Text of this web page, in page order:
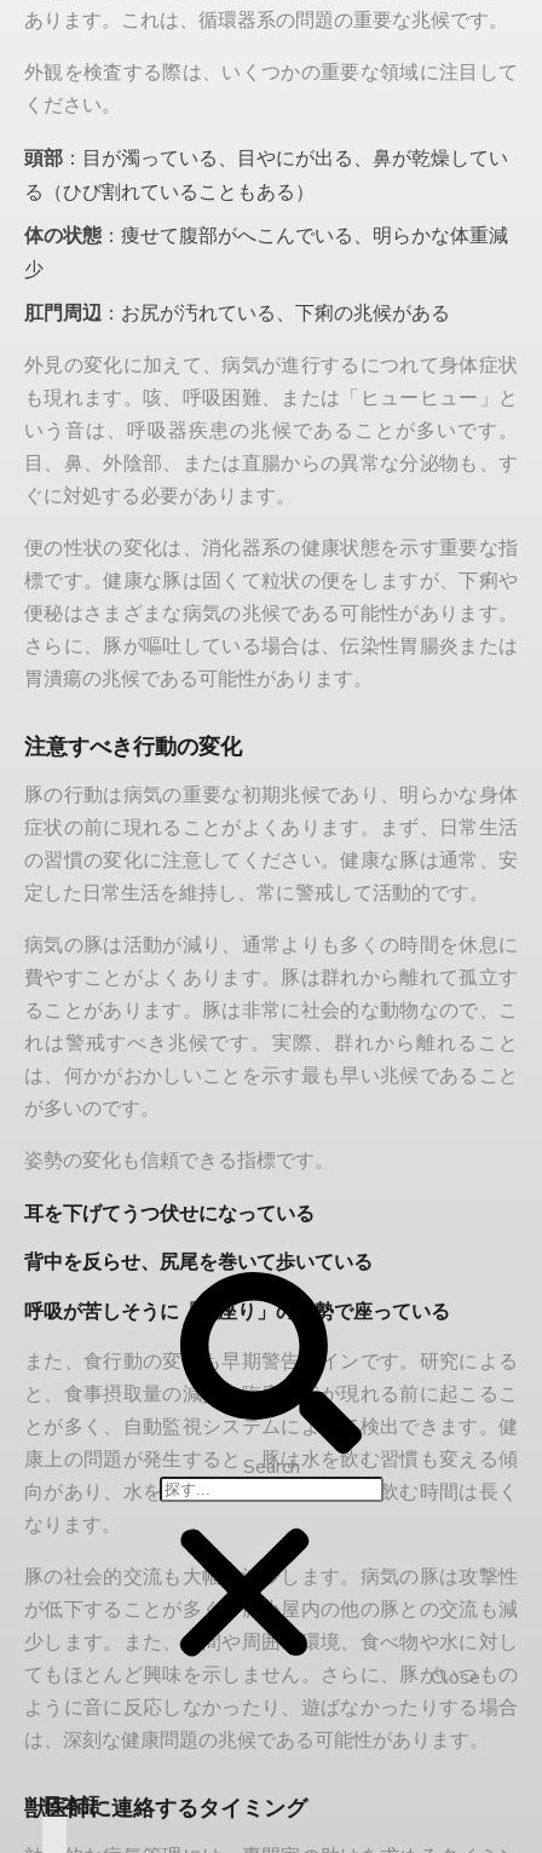
Search
Close
日本語
あります。これは、循環器系の問題の重要な兆候です。
外観を検査する際は、いくつかの重要な領域に注目して
ください。
頭部 ：目が濁っている、目やにが出る、鼻が乾燥してい
る（ひび割れていることもある）
体の状態 ：痩せて腹部がへこんでいる、明らかな体重減
少
肛門周辺 ：お尻が汚れている、下痢の兆候がある
外見の変化に加えて、病気が進行するにつれて身体症状
も現れます。咳、呼吸困難、または「ヒューヒュー」と
いう音は、呼吸器疾患の兆候であることが多いです。
目、鼻、外陰部、または直腸からの異常な分泌物も、す
ぐに対処する必要があります。
便の性状の変化は、消化器系の健康状態を示す重要な指
標です。健康な豚は固くて粒状の便をしますが、下痢や
便秘はさまざまな病気の兆候である可能性があります。
さらに、豚が嘔吐している場合は、伝染性胃腸炎または
胃潰瘍の兆候である可能性があります。
注意すべき行動の変化
豚の行動は病気の重要な初期兆候であり、明らかな身体
症状の前に現れることがよくあります。まず、日常生活
の習慣の変化に注意してください。健康な豚は通常、安
定した日常生活を維持し、常に警戒して活動的です。
病気の豚は活動が減り、通常よりも多くの時間を休息に
費やすことがよくあります。豚は群れから離れて孤立す
ることがあります。豚は非常に社会的な動物なので、こ
れは警戒すべき兆候です。実際、群れから離れること
は、何かがおかしいことを示す最も早い兆候であること
が多いのです。
姿勢の変化も信頼できる指標です。
耳を下げてうつ伏せになっている
背中を反らせ、尻尾を巻いて歩いている
呼吸が苦しそうに「犬座り」の姿勢で座っている
また、食行動の変化も早期警告サインです。研究による
と、食事摂取量の減少は臨床症状が現れる前に起こるこ
とが多く、自動監視システムによって検出できます。健
康上の問題が発生すると、豚は水を飲む習慣も変える傾
向があり、水を飲む回数は減りますが、飲む時間は長く
なります。
豚の社会的交流も大幅に減少します。病気の豚は攻撃性
が低下することが多く、豚小屋内の他の豚との交流も減
少します。また、人間や周囲の環境、食べ物や水に対し
てもほとんど興味を示しません。さらに、豚がいつもの
ように音に反応しなかったり、遊ばなかったりする場合
は、深刻な健康問題の兆候である可能性があります。
獣医師に連絡するタイミング